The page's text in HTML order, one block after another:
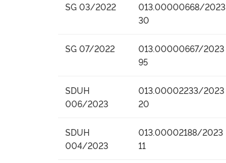
SG 03/2022
013.00000668/2023
30
SG 07/2022
013.00000667/2023
95
SDUH
006/2023
013.00002233/2023
20
SDUH
004/2023
013.00002188/2023
11